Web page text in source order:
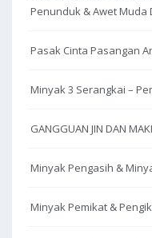
Penunduk & Awet Muda
Pasak Cinta Pasangan
Minyak 3 Serangkai –
GANGGUAN JIN DAN
Minyak Pengasih &
Minyak Pemikat &